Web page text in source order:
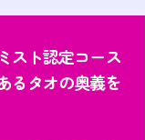
スト認定コース
るタオの奥義を